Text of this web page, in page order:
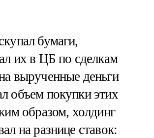
бумаги,
их в ЦБ по сделкам
вырученные деньги
объем покупки этих
образом, холдинг
на разнице ставок: